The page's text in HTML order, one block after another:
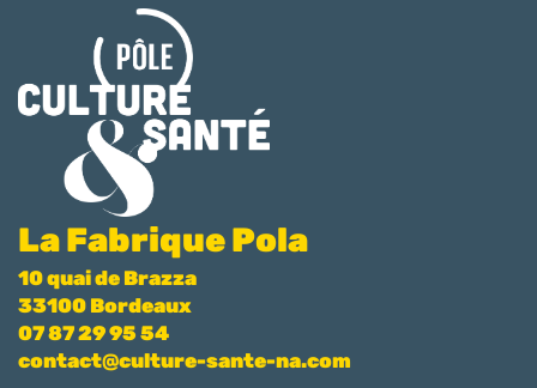
La Fabrique Pola
10 quai de Brazza
33100 Bordeaux
07 87 29 95 54
contact@culture-sante-na.com